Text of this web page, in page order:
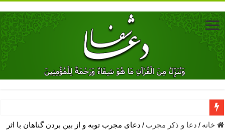
دعای جلب محبت فوری معشوق – دعای جلب محبت شوهر
خانه / دعا و ذکر مجرب / دعای مجرب توبه و از بین بردن گناهان با اثر